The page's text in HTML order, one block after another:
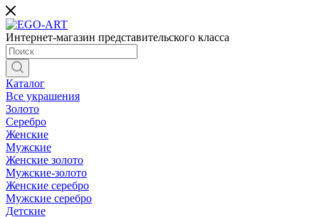
Интернет-магазин представительского класса
Каталог
Все украшения
Золото
Серебро
Женские
Мужские
Женские золото
Мужские-золото
Женские серебро
Мужские серебро
Детские